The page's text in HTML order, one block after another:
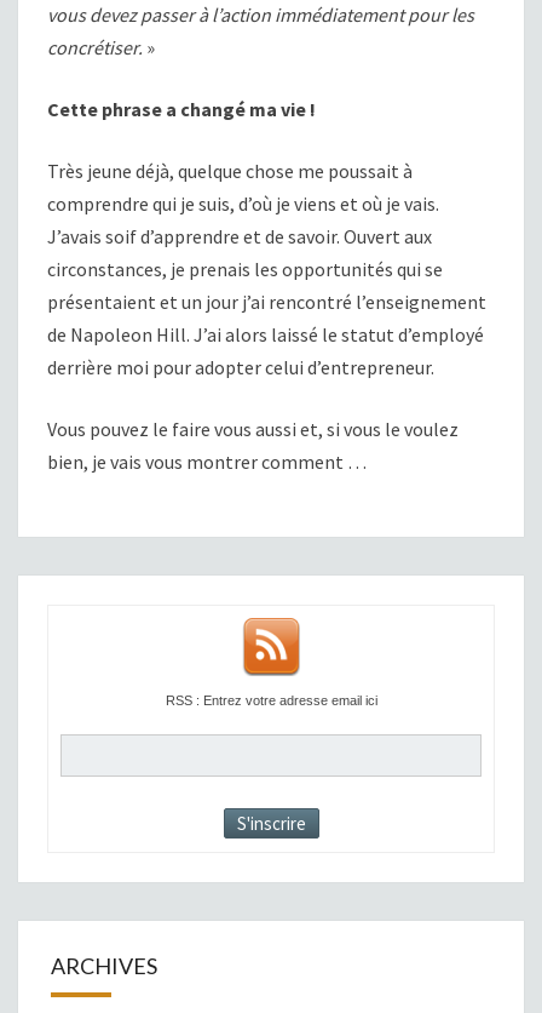
vous devez passer à l’action immédiatement pour les
concrétiser. »
Cette phrase a changé ma vie !
Très jeune déjà, quelque chose me poussait à
comprendre qui je suis, d’où je viens et où je vais.
J’avais soif d’apprendre et de savoir. Ouvert aux
circonstances, je prenais les opportunités qui se
présentaient et un jour j’ai rencontré l’enseignement
de Napoleon Hill. J’ai alors laissé le statut d’employé
derrière moi pour adopter celui d’entrepreneur.
Vous pouvez le faire vous aussi et, si vous le voulez
bien, je vais vous montrer comment …
RSS : Entrez votre adresse email ici
ARCHIVES